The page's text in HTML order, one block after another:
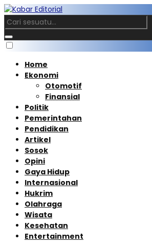
Home
Ekonomi
Otomotif
Finansial
Politik
Pemerintahan
Pendidikan
Artikel
Sosok
Opini
Gaya Hidup
Internasional
Hukrim
Olahraga
Wisata
Kesehatan
Entertainment